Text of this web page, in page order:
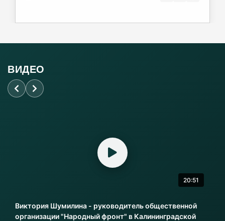
ВИДЕО
20:51
Виктория Шумилина - руководитель общественной
организации "Народный фронт" в Калининградской